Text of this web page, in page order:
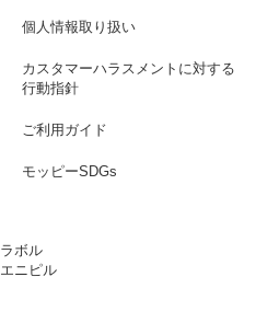
個人情報取り扱い
カスタマーハラスメントに対する
行動指針
ご利用ガイド
モッピーSDGs
ラボル
エニピル